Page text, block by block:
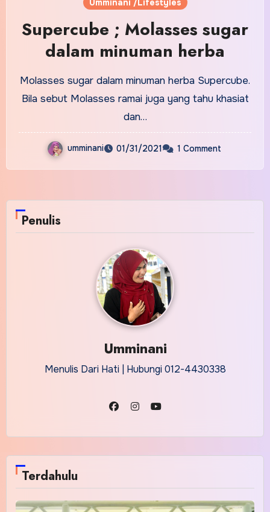
Umminani /Lifestyles
Supercube ; Molasses sugar
dalam minuman herba
Molasses sugar dalam minuman herba Supercube.
Bila sebut Molasses ramai juga yang tahu khasiat
dan…
umminani 01/31/2021 1 Comment
Penulis
Umminani
Menulis Dari Hati | Hubungi 012-4430338
Terdahulu